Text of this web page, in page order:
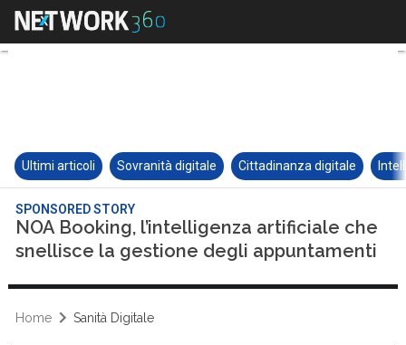
Ultimi articoli Sovranità digitale Cittadinanza digitale
SPONSORED STORY
NOA Booking, l’intelligenza artificiale che
snellisce la gestione degli appuntamenti
Home Sanità Digitale